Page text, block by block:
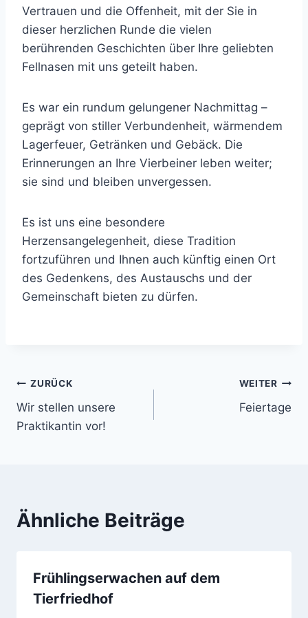
Vertrauen und die Offenheit, mit der Sie in
dieser herzlichen Runde die vielen
berührenden Geschichten über Ihre geliebten
Fellnasen mit uns geteilt haben.
Es war ein rundum gelungener Nachmittag –
geprägt von stiller Verbundenheit, wärmendem
Lagerfeuer, Getränken und Gebäck. Die
Erinnerungen an Ihre Vierbeiner leben weiter;
sie sind und bleiben unvergessen.
Es ist uns eine besondere
Herzensangelegenheit, diese Tradition
fortzuführen und Ihnen auch künftig einen Ort
des Gedenkens, des Austauschs und der
Gemeinschaft bieten zu dürfen.
Beitragsnavigation
ZURÜCK
Wir stellen unsere
Praktikantin vor!
WEITER
Feiertage
Ähnliche Beiträge
Frühlingserwachen auf dem
Tierfriedhof